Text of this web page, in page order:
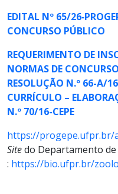
EDITAL Nº 65/
CONCURSO PÚBLICO
REQUERIMENTO DE
NORMAS DE
RESOLUÇÃO N.º 66-A/
CURRÍCULO –
N.º 70/16-CEPE
https://progepe.ufpr.br/
Sitedo Departamento
: https://bio.ufpr.br/